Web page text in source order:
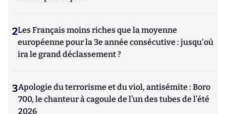
2Les Français moins riches que la moyenne
européenne pour la 3e année consécutive : jusqu'où
ira le grand déclassement ?
3Apologie du terrorisme et du viol, antisémite : Boro
700, le chanteur à cagoule de l’un des tubes de l’été
2026